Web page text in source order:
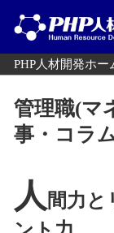
PHP人材開発ホー
管理職(マ
事・コラ
人 間力